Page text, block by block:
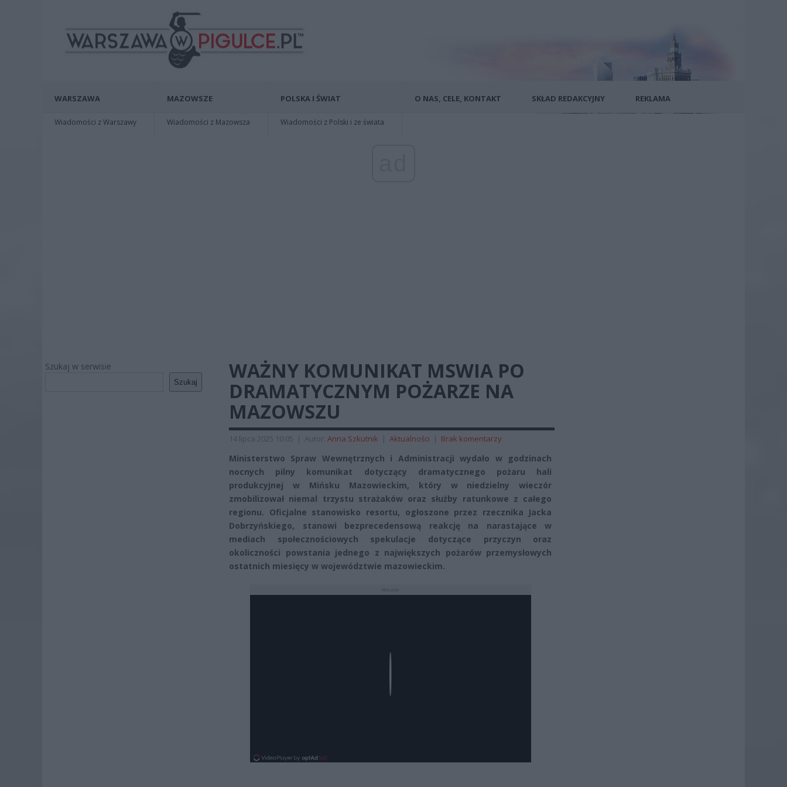
WARSZAWA
Wiadomości z Warszawy
MAZOWSZE
Wiadomości z Mazowsza
POLSKA I ŚWIAT
Wiadomości z Polski i ze świata
O NAS, CELE, KONTAKT SKŁAD REDAKCYJNY REKLAMA
Szukaj w serwisie
Szukaj
WAŻNY KOMUNIKAT MSWIA PO
DRAMATYCZNYM POŻARZE NA
MAZOWSZU
14 lipca 2025 10:05 | Autor: Anna Szkutnik | Aktualności | Brak komentarzy
Ministerstwo Spraw Wewnętrznych i Administracji wydało w godzinach
nocnych pilny komunikat dotyczący dramatycznego pożaru hali
produkcyjnej w Mińsku Mazowieckim, który w niedzielny wieczór
zmobilizował niemal trzystu strażaków oraz służby ratunkowe z całego
regionu. Oficjalne stanowisko resortu, ogłoszone przez rzecznika Jacka
Dobrzyńskiego, stanowi bezprecedensową reakcję na narastające w
mediach społecznościowych spekulacje dotyczące przyczyn oraz
okoliczności powstania jednego z największych pożarów przemysłowych
ostatnich miesięcy w województwie mazowieckim.